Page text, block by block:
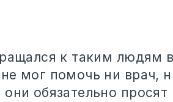
к таким людям в
мог помочь ни врач,
обязательно просят